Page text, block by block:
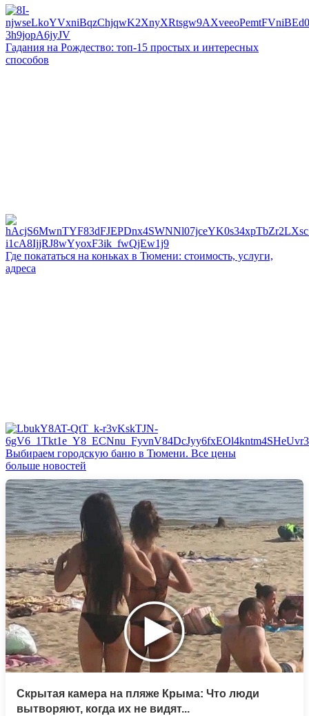
Гадания на Рождество: топ-15 простых и интересных
способов
Где покататься на коньках в Тюмени: стоимость, услуги,
адреса
Выбираем городскую баню в Тюмени. Все цены
больше новостей
Скрытая камера на пляже Крыма: Что люди
вытворяют, когда их не видят...